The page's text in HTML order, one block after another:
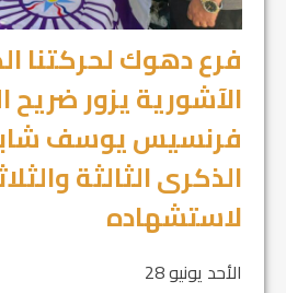
فرع دهوك لحركتنا
الآشورية يزور ضريح
فرنسيس يوسف
الذكرى الثالثة
لاستشهاده
الأحد يونيو 28